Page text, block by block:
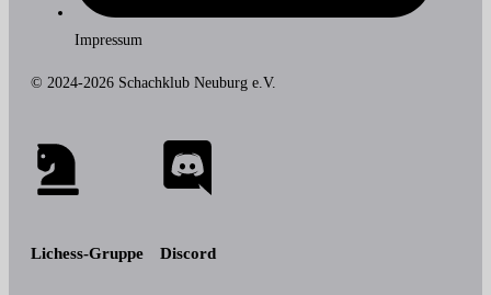
Impressum
© 2024-2026 Schachklub Neuburg e.V.
Lichess-Gruppe Discord